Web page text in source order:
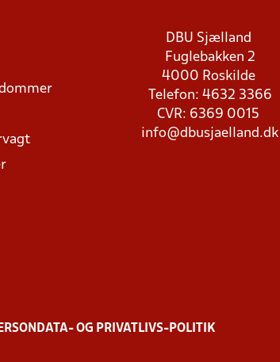
DBU Sjælland
Fuglebakken 2
4000 Roskilde
Telefon: 4632 3366
CVR: 6369 0015
info@dbusjaelland.dk
OG PRIVATLIVS-POLITIK